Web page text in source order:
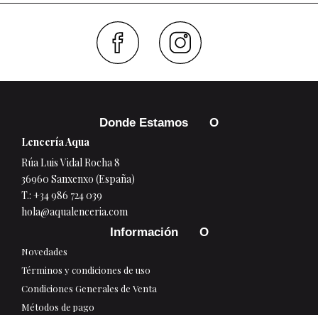
Donde Estamos
Lencería Aqua
Rúa Luis Vidal Rocha 8
36960 Sanxenxo (España)
T.: +34 986 724 039
hola@aqualenceria.com
Información
Novedades
Términos y condiciones de uso
Condiciones Generales de Venta
Métodos de pago